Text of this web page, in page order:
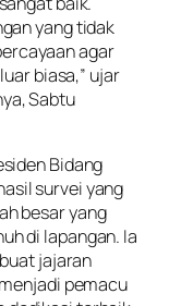
yang tidak
agar
biasa,” ujar
Sabtu
Bidang
survei yang
besar yang
di lapangan. Ia
jajaran
pemacu